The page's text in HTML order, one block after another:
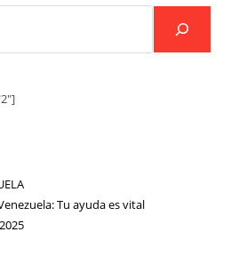
Tu ayuda es vital